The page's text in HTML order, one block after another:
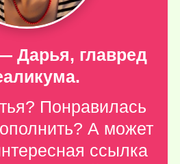
Дарья, главред
Понравилась
А может
ссылка